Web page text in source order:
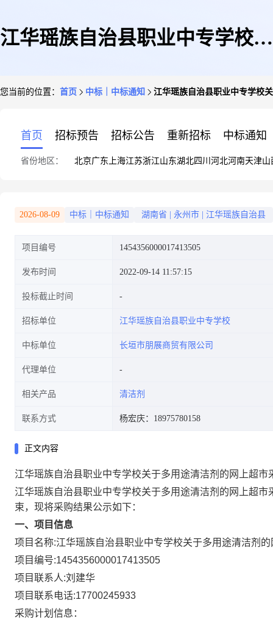
江华瑶族自治县职业中专学校关
您当前的位置： 首页 中标｜中标通知 江华瑶族自治县职业中专学校
首页 招标预告 招标公告 重新招标 中标通知
省份地区： 北京广东 上海江苏浙江山东湖北四川 河北河南天津山
2026-08-09 中标｜中标通知 湖南省 永州市 江华瑶族自治县
项目编号 1454356000017413505
发布时间 2022-09-14 11:57:15
投标截止时间
招标单位 江华瑶族自治县职业中专学校
中标单位 长垣市朋展商贸有限公司
代理单位
相关产品 清洁剂
联系方式 杨宏庆：18975780158
正文内容
江华瑶族自治县职业中专学校关于多用途清洁剂的网上超市
江华瑶族自治县职业中专学校关于多用途清洁剂的网上超市
束，现将采购结果公示如下：
一、项目信息
项目名称:江华瑶族自治县职业中专学校关于多用途清洁剂
项目编号:1454356000017413505
项目联系人:刘建华
项目联系电话:17700245933
采购计划信息：